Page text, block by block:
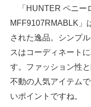
「HUNTER ペニー
MFF9107RMABLK」
された逸品。シンプ
スはコーディネート
す。ファッション性
不動の人気アイテム
いポイントですね。